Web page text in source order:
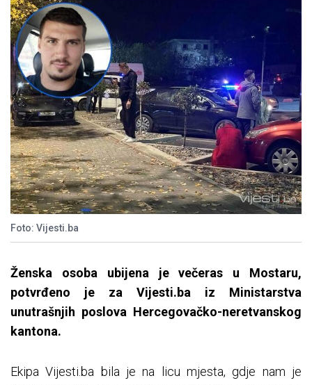
Foto: Vijesti.ba
Ženska osoba ubijena je večeras u Mostaru,
potvrđeno je za Vijesti.ba iz Ministarstva
unutrašnjih poslova Hercegovačko-neretvanskog
kantona.
Ekipa Vijesti.ba bila je na licu mjesta, gdje nam je